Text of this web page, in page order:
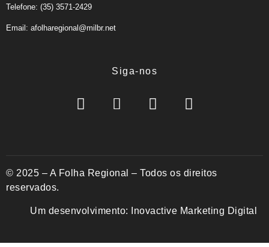
Telefone: (35) 3571-2429
Email: afolharegional@milbr.net
Siga-nos
© 2025 – A Folha Regional – Todos os direitos
reservados.
Um desenvolvimento: Inovactive Marketing Digital